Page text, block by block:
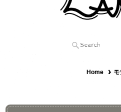
Home モ